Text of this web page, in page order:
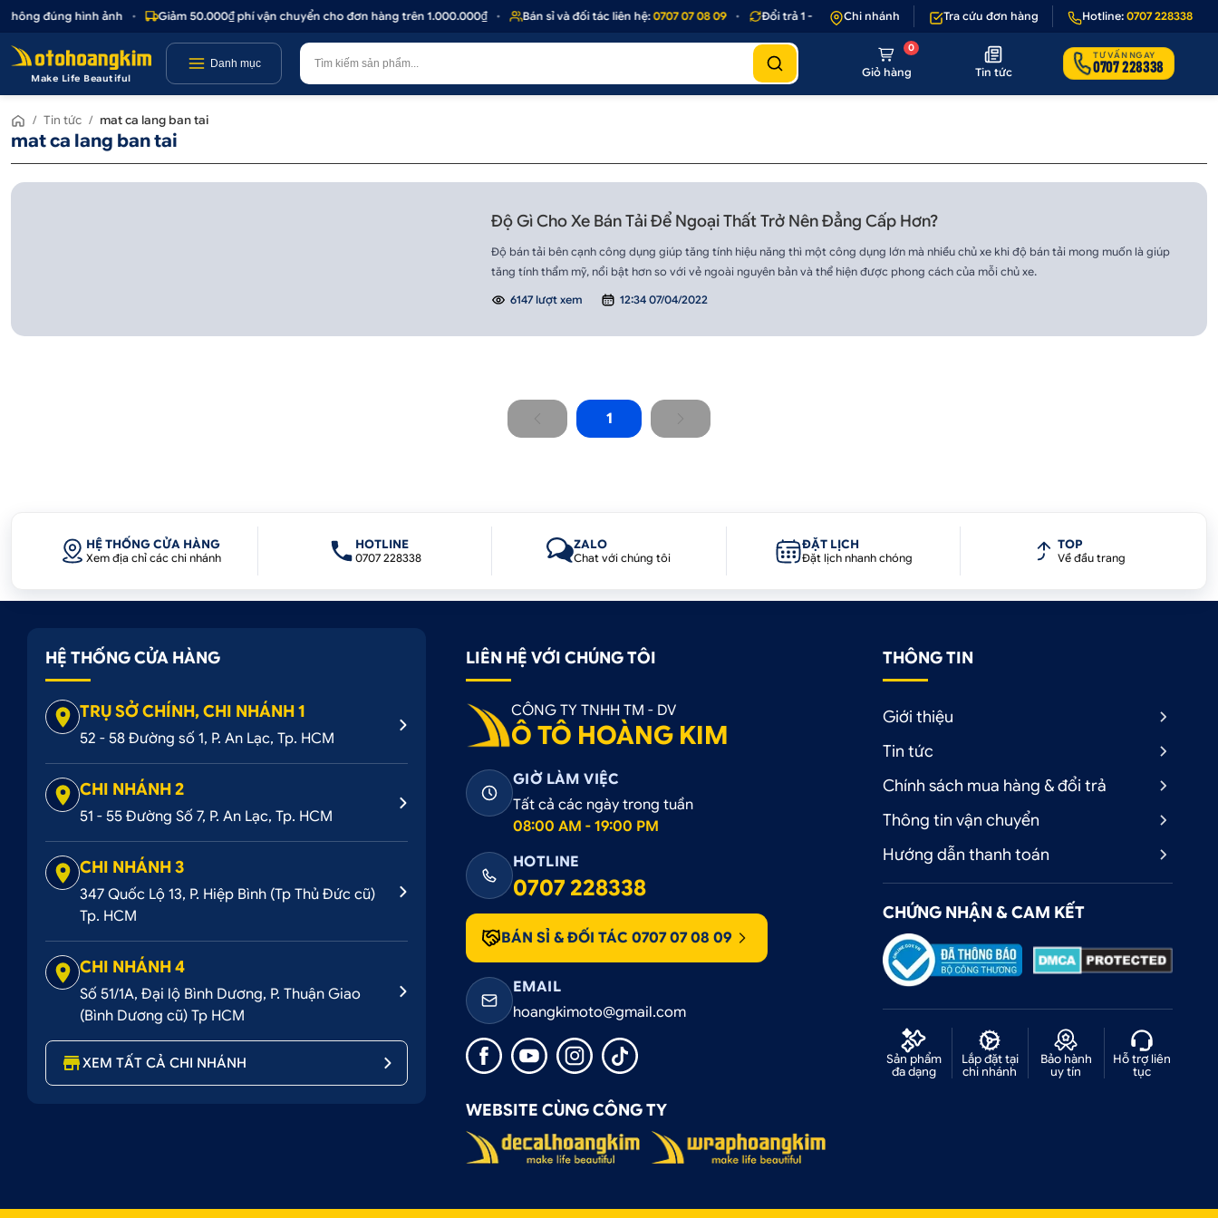
đúng hình ảnh Giảm 50.000₫ phí vận chuyển cho đơn hàng trên 1.000.000₫ • Bán sỉ và đối tác liên hệ:0707 07 08 09 Đổi trả 1 - 1 nếu sản phẩm lỗi hoặc không đúng hình ảnh • Giảm 50.000₫ phí vận
Chi nhánh Tra cứu đơn hàng Hotline: 0707 228338
Make Life Beautiful
Danh mục
Giỏ hàng
0
Tin tức
TƯ VẤN NGAY
0707 228338
/ Tin tức / mat ca lang ban tai
mat ca lang ban tai
Độ Gì Cho Xe Bán Tải Để Ngoại Thất Trở Nên Đẳng Cấp Hơn?
Độ bán tải bên cạnh công dụng giúp tăng tính hiệu năng thì một công dụng lớn mà nhiều chủ xe khi độ bán tải mong muốn là giúp
tăng tính thẩm mỹ, nổi bật hơn so với vẻ ngoài nguyên bản và thể hiện được phong cách của mỗi chủ xe.
6147 lượt xem 12:34 07/04/2022
1
HỆ THỐNG CỬA HÀNG
Xem địa chỉ các chi nhánh
HOTLINE
0707 228338
ZALO
Chat với chúng tôi
ĐẶT LỊCH
Đặt lịch nhanh chóng
TOP
Về đầu trang
HỆ THỐNG CỬA HÀNG
TRỤ SỞ CHÍNH, CHI NHÁNH 1
52 - 58 Đường số 1, P. An Lạc, Tp. HCM
CHI NHÁNH 2
51 - 55 Đường Số 7, P. An Lạc, Tp. HCM
CHI NHÁNH 3
347 Quốc Lộ 13, P. Hiệp Bình (Tp Thủ Đức cũ)
Tp. HCM
CHI NHÁNH 4
Số 51/1A, Đại lộ Bình Dương, P. Thuận Giao
(Bình Dương cũ) Tp HCM
XEM TẤT CẢ CHI NHÁNH
LIÊN HỆ VỚI CHÚNG TÔI
CÔNG TY TNHH TM - DV
Ô TÔ HOÀNG KIM
GIỜ LÀM VIỆC
Tất cả các ngày trong tuần
08:00 AM - 19:00 PM
HOTLINE
0707 228338
BÁN SỈ & ĐỐI TÁC 0707 07 08 09
EMAIL
hoangkimoto@gmail.com
WEBSITE CÙNG CÔNG TY
THÔNG TIN
Giới thiệu
Tin tức
Chính sách mua hàng & đổi trả
Thông tin vận chuyển
Hướng dẫn thanh toán
CHỨNG NHẬN & CAM KẾT
Sản phẩm
đa dạng
Lắp đặt tại
chi nhánh
Bảo hành
uy tín
Hỗ trợ liên
tục